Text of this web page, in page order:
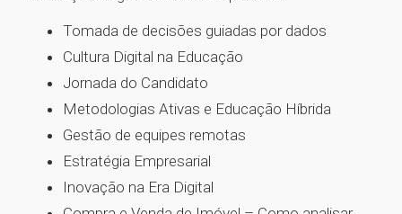
Tomada de decisões guiadas por dados
Cultura Digital na Educação
Jornada do Candidato
Metodologias Ativas e Educação Híbrida
Gestão de equipes remotas
Estratégia Empresarial
Inovação na Era Digital